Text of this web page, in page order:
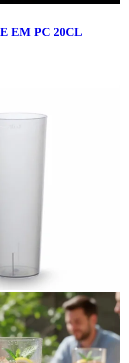
EM PC 20CL